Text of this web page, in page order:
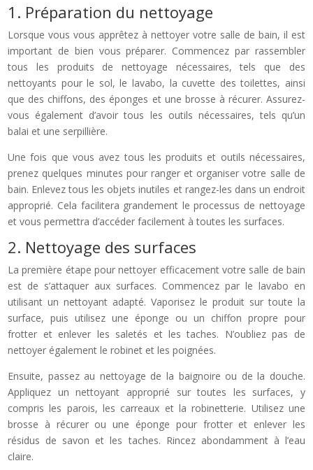
1. Préparation du nettoyage
Lorsque vous vous apprêtez à nettoyer votre salle de bain, il est
important de bien vous préparer. Commencez par rassembler
tous les produits de nettoyage nécessaires, tels que des
nettoyants pour le sol, le lavabo, la cuvette des toilettes, ainsi
que des chiffons, des éponges et une brosse à récurer. Assurez-
vous également d’avoir tous les outils nécessaires, tels qu’un
balai et une serpillière.
Une fois que vous avez tous les produits et outils nécessaires,
prenez quelques minutes pour ranger et organiser votre salle de
bain. Enlevez tous les objets inutiles et rangez-les dans un endroit
approprié. Cela facilitera grandement le processus de nettoyage
et vous permettra d’accéder facilement à toutes les surfaces.
2. Nettoyage des surfaces
La première étape pour nettoyer efficacement votre salle de bain
est de s’attaquer aux surfaces. Commencez par le lavabo en
utilisant un nettoyant adapté. Vaporisez le produit sur toute la
surface, puis utilisez une éponge ou un chiffon propre pour
frotter et enlever les saletés et les taches. N’oubliez pas de
nettoyer également le robinet et les poignées.
Ensuite, passez au nettoyage de la baignoire ou de la douche.
Appliquez un nettoyant approprié sur toutes les surfaces, y
compris les parois, les carreaux et la robinetterie. Utilisez une
brosse à récurer ou une éponge pour frotter et enlever les
résidus de savon et les taches. Rincez abondamment à l’eau
claire.